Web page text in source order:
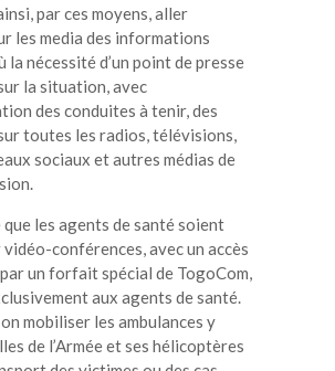
par ces moyens, aller
les media des informations
la nécessité d’un point de presse
la situation, avec
des conduites à tenir, des
toutes les radios, télévisions,
sociaux et autres médias de
que les agents de santé soient
conférences, avec un accès
un forfait spécial de TogoCom,
aux agents de santé.
mobiliser les ambulances y
de l’Armée et ses hélicoptères